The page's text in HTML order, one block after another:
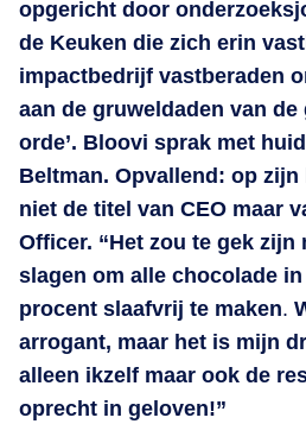
opgericht door
de Keuken die zich erin
impactbedrijf vastberaden
aan de gruweldaden van de
orde’. Bloovi sprak met
Beltman. Opvallend: op
niet de titel van CEO maar
Officer. “Het zou te gek zijn
slagen om alle chocolade
procent slaafvrij te maken.
arrogant, maar het is mijn
alleen ikzelf maar ook de
oprecht in geloven!”